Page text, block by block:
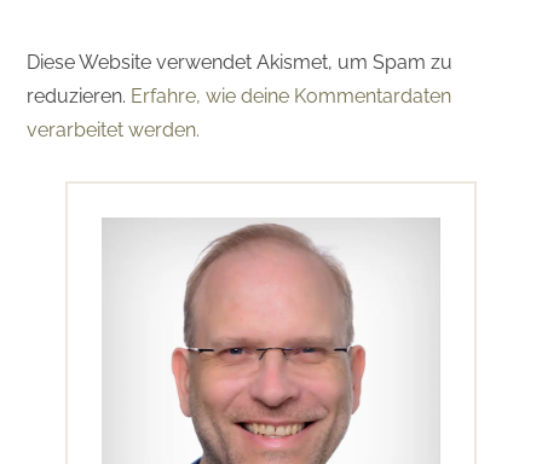
Diese Website verwendet Akismet, um Spam zu
reduzieren. Erfahre, wie deine Kommentardaten
verarbeitet werden.